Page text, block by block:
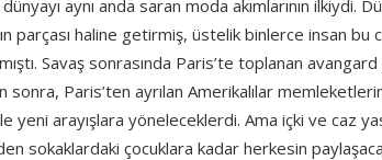
aynı anda saran moda akımlarının ilkiydi.
parçası haline getirmiş, üstelik binlerce insan bu
Savaş sonrasında Paris’te toplanan avangard
sonra, Paris’ten ayrılan Amerikalılar
yeni arayışlara yöneleceklerdi. Ama içki ve caz
sokaklardaki çocuklara kadar herkesin